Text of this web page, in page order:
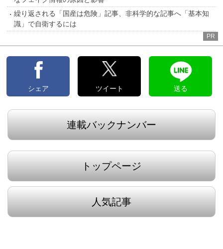
繰り返される「国産は危険」記事、非科学的な記事へ「基本知
識」で自衛するには
PR
シェア ツイート 送る
連載バックナンバー
トップページ
人気記事